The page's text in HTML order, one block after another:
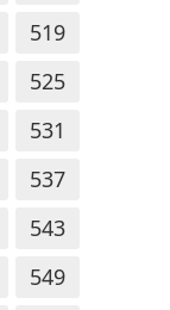
519
525
531
537
543
549